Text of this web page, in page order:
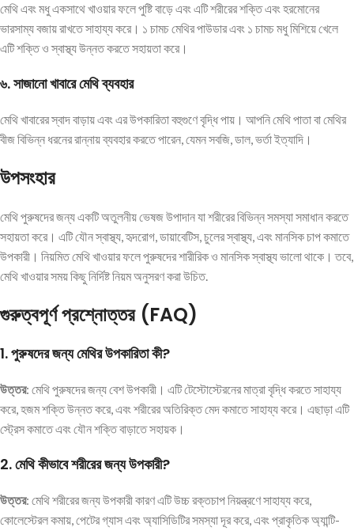
মেথি এবং মধু একসাথে খাওয়ার ফলে পুষ্টি বাড়ে এবং এটি শরীরের শক্তি এবং হরমোনের
ভারসাম্য বজায় রাখতে সাহায্য করে। ১ চামচ মেথির পাউডার এবং ১ চামচ মধু মিশিয়ে খেলে
এটি শক্তি ও স্বাস্থ্য উন্নত করতে সহায়তা করে।
৬.সাজানোখাবারেমেথিব্যবহার
মেথি খাবারের স্বাদ বাড়ায় এবং এর উপকারিতা বহুগুণে বৃদ্ধি পায়। আপনি মেথি পাতা বা মেথির
বীজ বিভিন্ন ধরনের রান্নায় ব্যবহার করতে পারেন, যেমন সবজি, ডাল, ভর্তা ইত্যাদি।
উপসংহার
মেথি পুরুষদের জন্য একটি অতুলনীয় ভেষজ উপাদান যা শরীরের বিভিন্ন সমস্যা সমাধান করতে
সহায়তা করে। এটি যৌন স্বাস্থ্য, হৃদরোগ, ডায়াবেটিস, চুলের স্বাস্থ্য, এবং মানসিক চাপ কমাতে
উপকারী। নিয়মিত মেথি খাওয়ার ফলে পুরুষদের শারীরিক ও মানসিক স্বাস্থ্য ভালো থাকে। তবে,
মেথি খাওয়ার সময় কিছু নির্দিষ্ট নিয়ম অনুসরণ করা উচিত.
গুরুত্বপূর্ণ প্রশ্নোত্তর (FAQ)
1.পুরুষদের জন্য মেথির উপকারিতা কী?
উত্তর: মেথি পুরুষদের জন্য বেশ উপকারী। এটি টেস্টোস্টেরনের মাত্রা বৃদ্ধি করতে সাহায্য
করে, হজম শক্তি উন্নত করে, এবং শরীরের অতিরিক্ত মেদ কমাতে সাহায্য করে। এছাড়া এটি
স্ট্রেস কমাতে এবং যৌন শক্তি বাড়াতে সহায়ক।
2.মেথি কীভাবে শরীরের জন্য উপকারী?
উত্তর: মেথি শরীরের জন্য উপকারী কারণ এটি উচ্চ রক্তচাপ নিয়ন্ত্রণে সাহায্য করে,
কোলেস্টেরল কমায়, পেটের গ্যাস এবং অ্যাসিডিটির সমস্যা দূর করে, এবং প্রাকৃতিক অ্যান্টি-